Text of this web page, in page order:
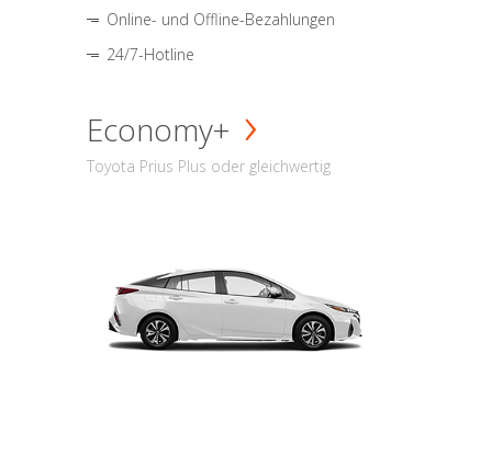
Online- und Offline-Bezahlungen
24/7-Hotline
Economy+
Toyota Prius Plus oder gleichwertig